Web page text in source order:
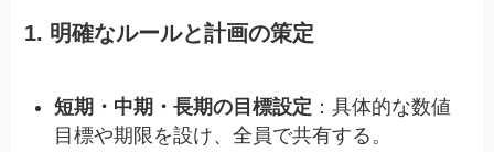
1. 明確なルールと計画の策定
短期・中期・長期の目標設定 ：具体的な数値
目標や期限を設け、全員で共有する。